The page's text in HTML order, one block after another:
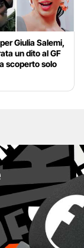
Giulia Salemi,
un dito al GF
scoperto solo